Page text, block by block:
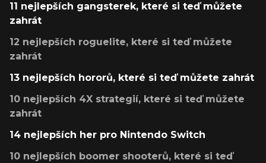
11 nejlepších gangsterek, které si teď můžete
zahrát
12 nejlepších roguelite, které si teď můžete
zahrát
13 nejlepších hororů, které si teď můžete zahrát
10 nejlepších 4X strategií, které si teď můžete
zahrát
14 nejlepších her pro Nintendo Switch
10 nejlepších boomer shooterů, které si teď